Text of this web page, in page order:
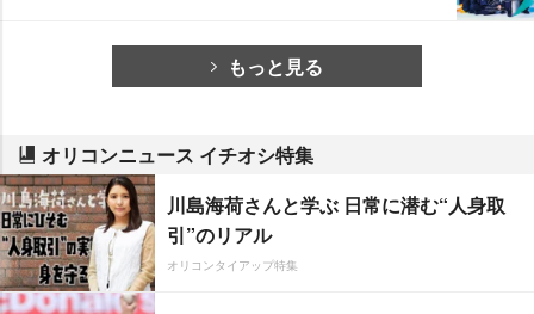
もっと見る
オリコンニュース イチオシ特集
川島海荷さんと学ぶ 日常に潜む“人身取
引”のリアル
オリコンタイアップ特集